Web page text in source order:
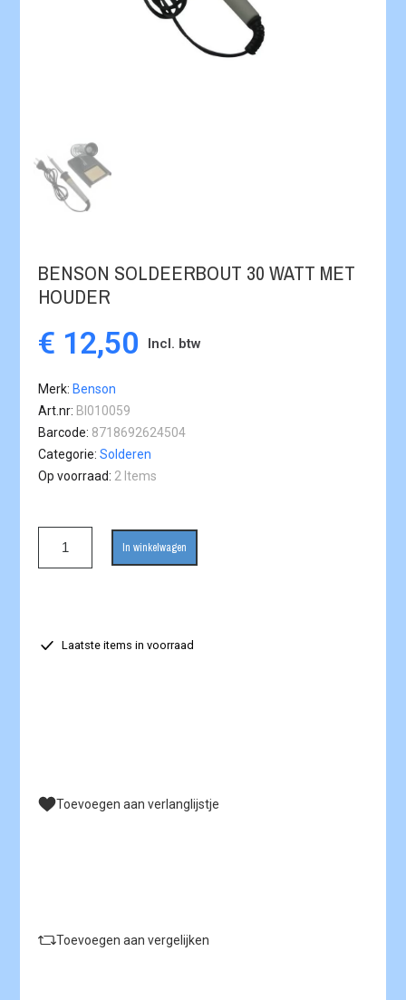
BENSON SOLDEERBOUT 30 WATT MET
HOUDER
€ 12,50 Incl. btw
Merk Benson
Art.nr BI010059
Barcode 8718692624504
Categorie Solderen
Op voorraad 2 Items
In winkelwagen
Laatste items in voorraad
Toevoegen aan verlanglijstje
Toevoegen aan vergelijken